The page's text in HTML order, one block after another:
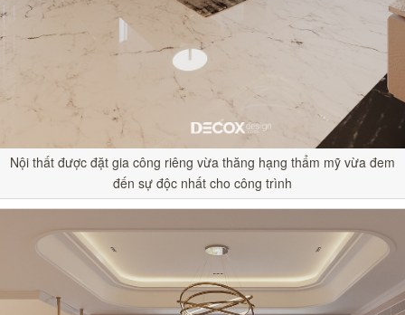
Nội thất được đặt gia công riêng vừa thăng hạng thẩm mỹ vừa đem
đến sự độc nhất cho công trình